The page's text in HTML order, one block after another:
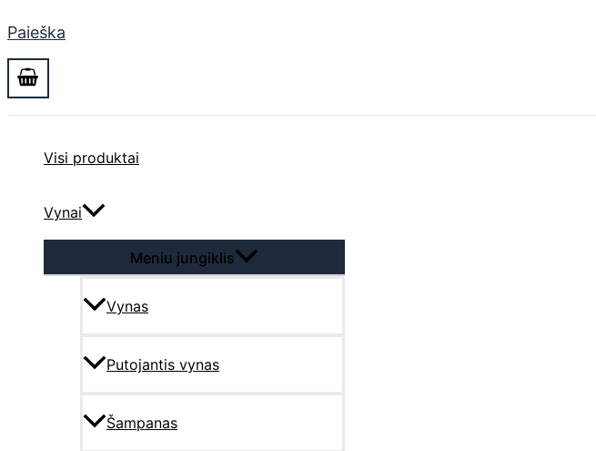
Paieška
Visi produktai
Vynai
Meniu jungiklis
Vynas
Putojantis vynas
Šampanas